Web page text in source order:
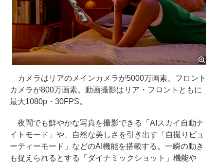
カメラはリアのメインカメラが5000万画素、フロント
カメラが800万画素。動画撮影はリア・フロントともに
最大1080p・30FPS。
夜間でも鮮やかな写真を撮影できる「AIスカイ自動ナ
イトモード」や、自然な美しさを引き出す「自撮りビュ
ーティーモード」などのAI機能を搭載する。一瞬の動き
も捉えられるとする「ダイナミックショット」機能や